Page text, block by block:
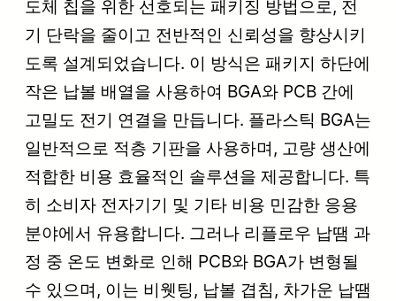
도체 칩을 위한 선호되는 패키징 방법으로, 전
기 단락을 줄이고 전반적인 신뢰성을 향상시키
도록 설계되었습니다. 이 방식은 패키지 하단에
작은 납볼 배열을 사용하여 BGA와 PCB 간에
고밀도 전기 연결을 만듭니다. 플라스틱 BGA는
일반적으로 적층 기판을 사용하며, 고량 생산에
적합한 비용 효율적인 솔루션을 제공합니다. 특
히 소비자 전자기기 및 기타 비용 민감한 응용
분야에서 유용합니다. 그러나 리플로우 납땜 과
정 중 온도 변화로 인해 PCB와 BGA가 변형될
수 있으며, 이는 비웻팅, 납볼 겹침, 차가운 납땜